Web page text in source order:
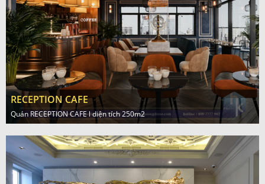
RECEPTION CAFE
Quán RECEPTION CAFE l diện tích 250m2